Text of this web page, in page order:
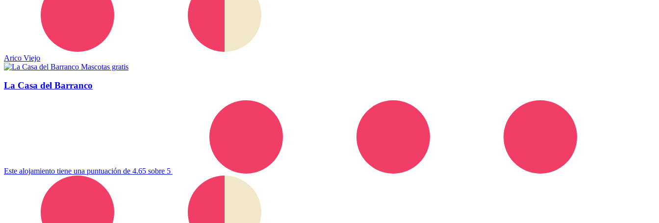
Arico Viejo
Mascotas gratis
La Casa del Barranco
Este alojamiento tiene una puntuación de 4.65 sobre 5